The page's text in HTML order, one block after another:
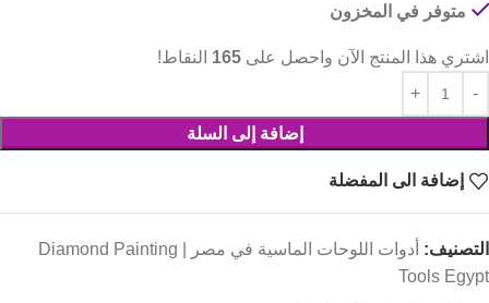
متوفر في المخزون
اشتري هذا المنتج الآن واحصل على 165 النقاط!
إضافة إلى السلة
إضافة الى المفضلة
التصنيف:
أدوات اللوحات الماسية في مصر | Diamond Painting
Tools Egypt